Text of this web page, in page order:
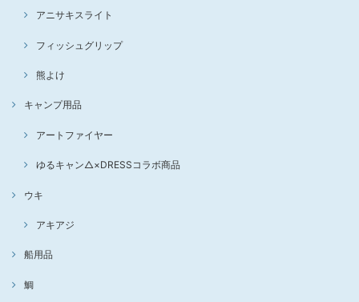
アニサキスライト
フィッシュグリップ
熊よけ
キャンプ用品
アートファイヤー
ゆるキャン△×DRESSコラボ商品
ウキ
アキアジ
船用品
鯛